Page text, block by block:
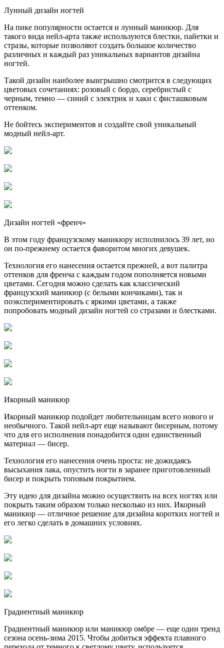
Лунный дизайн ногтей
На пике популярности остается и лунный маникюр. Для
такого вида нейл-арта также используются блестки, пайетки и
стразы, которые позволяют создать большое количество
различных и каждый раз уникальных вариантов дизайна
ногтей.
Такой дизайн наиболее выигрышно смотрится в следующих
цветовых сочетаниях: розовый с бордо, серебристый с
черным, темно — синий с электрик и хаки с фисташковым
оттенком.
Не бойтесь экспериментов и создайте свой уникальный
модный нейл-арт.
Дизайн ногтей «френч»
В этом году французскому маникюру исполнилось 39 лет, но
он по-прежнему остается фаворитом многих девушек.
Технология его нанесения остается прежней, а вот палитра
оттенков для френча с каждым годом пополняется новыми
цветами. Сегодня можно сделать как классический
французский маникюр (с белыми кончиками), так и
поэкспериментировать с яркими цветами, а также
попробовать модный дизайн ногтей со стразами и блестками.
Икорный маникюр
Икорный маникюр подойдет любительницам всего нового и
необычного. Такой нейл-арт еще называют бисерным, потому
что для его исполнения понадобится один единственный
материал — бисер.
Технология его нанесения очень проста: не дожидаясь
высыхания лака, опустить ногти в заранее приготовленный
бисер и покрыть топовым покрытием.
Эту идею для дизайна можно осуществить на всех ногтях или
покрыть таким образом только несколько из них. Икорный
маникюр — отличное решение для дизайна коротких ногтей и
его легко сделать в домашних условиях.
Градиентный маникюр
Градиентный маникюр или маникюр омбре — еще один тренд
сезона осень-зима 2015. Чтобы добиться эффекта плавного